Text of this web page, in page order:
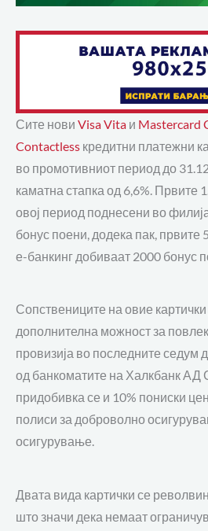
Сите нови Visa Vita и Mastercard
Contactless кредитни платежни
во промотивниот период до
каматна стапка од 6,6%. Првите
овој период поднесени во
бонус поени, додека пак, првите
е-банкинг добиваат 2000 бонус
Сопствениците на овие
дополнителна можност за
провизија во последните седум
од банкоматите на Халкбанк АД
придобивка се и 10% пониски
полиси за доброволно
осигурување.
Двата вида картички се
што значи дека немаат